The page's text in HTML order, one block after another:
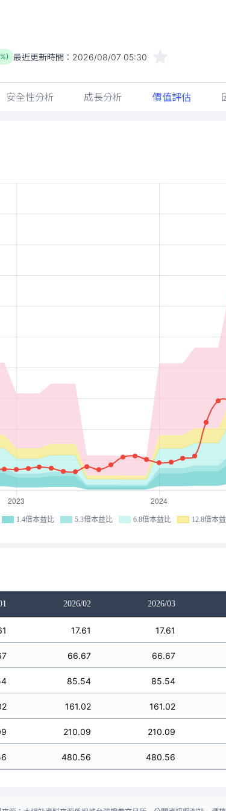
最近更新時間： 2026/08/07 05:30
安全性分析 成長分析 價值評估
1.4倍本益比 5.3倍本益比 6.8倍本益比 12.8倍本
2026/02 2026/03
17.61 17.61
66.67 66.67
85.54 85.54
161.02 161.02
210.09 210.09
480.56 480.56